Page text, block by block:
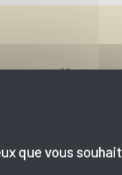
dans une
formations aux
que vous